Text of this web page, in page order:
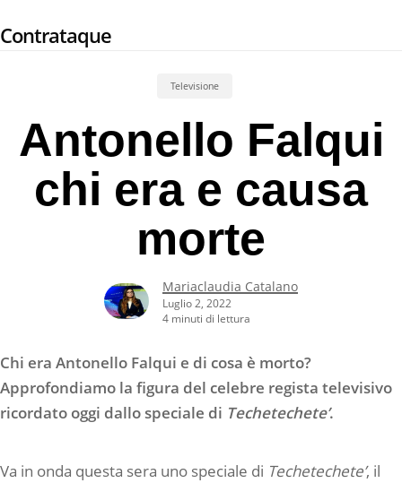
to
Contrataque
Televisione
Antonello Falqui
chi era e causa
morte
Mariaclaudia Catalano
Luglio 2, 2022
4 minuti di lettura
Chi era Antonello Falqui e di cosa è morto?
Approfondiamo la figura del celebre regista televisivo
ricordato oggi dallo speciale di Techetechete’.
Va in onda questa sera uno speciale di Techetechete’, il